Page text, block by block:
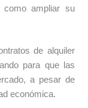
ampliar su
de alquiler
para que las
a pesar de
económica.